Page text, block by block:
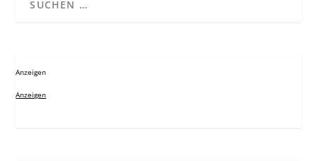
Anzeigen
Anzeigen